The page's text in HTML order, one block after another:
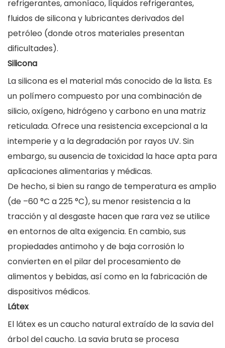
refrigerantes, amoníaco, líquidos refrigerantes,
fluidos de silicona y lubricantes derivados del
petróleo (donde otros materiales presentan
dificultades).
Silicona
La silicona es el material más conocido de la lista. Es
un polímero compuesto por una combinación de
silicio, oxígeno, hidrógeno y carbono en una matriz
reticulada. Ofrece una resistencia excepcional a la
intemperie y a la degradación por rayos UV. Sin
embargo, su ausencia de toxicidad la hace apta para
aplicaciones alimentarias y médicas.
De hecho, si bien su rango de temperatura es amplio
(de –60 °C a 225 °C), su menor resistencia a la
tracción y al desgaste hacen que rara vez se utilice
en entornos de alta exigencia. En cambio, sus
propiedades antimoho y de baja corrosión lo
convierten en el pilar del procesamiento de
alimentos y bebidas, así como en la fabricación de
dispositivos médicos.
Látex
El látex es un caucho natural extraído de la savia del
árbol del caucho. La savia bruta se procesa